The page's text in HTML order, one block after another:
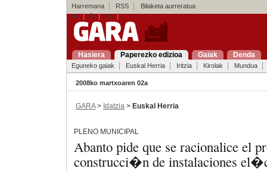
Harremana RSS
Bilaketa aurreratua
es
fr en
Hasiera Paperezko edizioa Gaiak Denda
Eguneko gaiak Euskal Herria Iritzia Kirolak Mundua
2008ko martxoaren 02a
GARA> Idatzia > Euskal Herria
PLENO MUNICIPAL
Abanto pide que se racionalice el
construcci�n de instalaciones